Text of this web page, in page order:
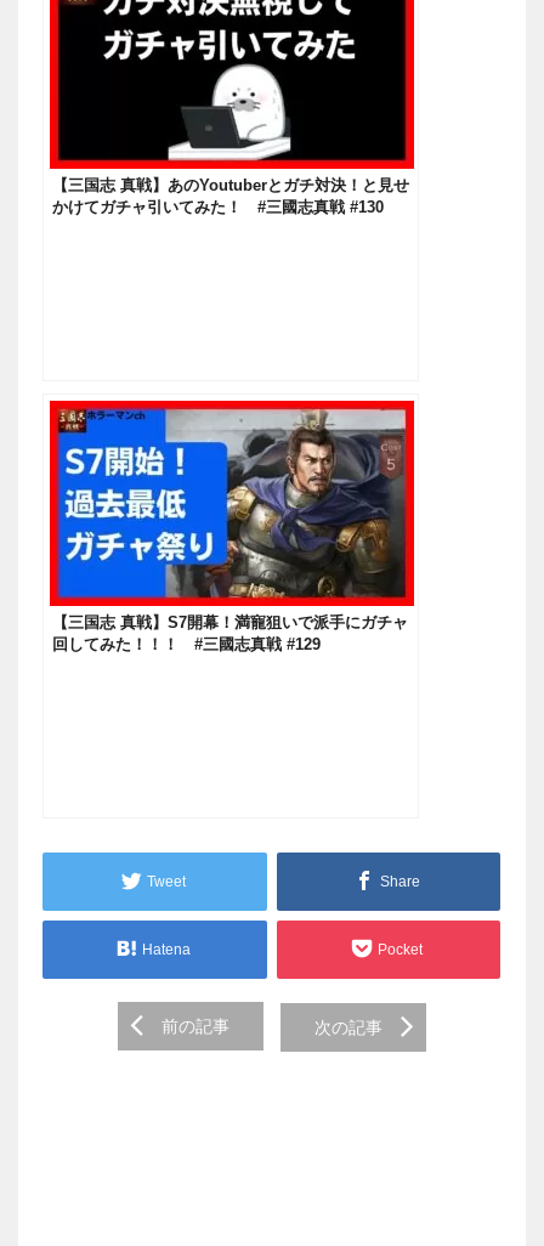
【三国志 真戦】あのYoutuberとガチ対決！と見せ
かけてガチャ引いてみた！ #三國志真戦 #130
【三国志 真戦】S7開幕！満寵狙いで派手にガチャ
回してみた！！！ #三國志真戦 #129
Tweet Share
Hatena Pocket
navigation
前の記事 次の記事